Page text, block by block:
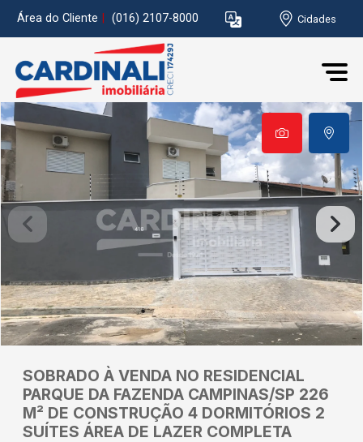
Área do Cliente (016) 2107-8000 Cidades
SOBRADO À VENDA NO RESIDENCIAL
PARQUE DA FAZENDA CAMPINAS/SP 226
M² DE CONSTRUÇÃO 4 DORMITÓRIOS 2
SUÍTES ÁREA DE LAZER COMPLETA